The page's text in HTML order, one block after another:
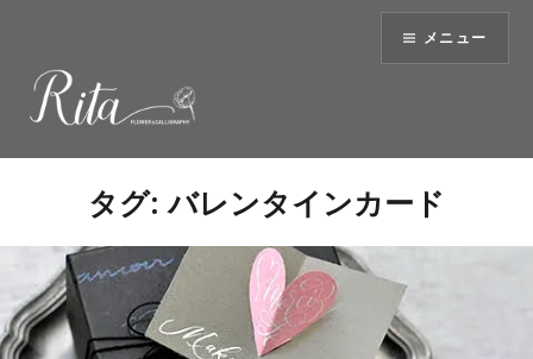
へ
ッ
メニュー
タグ:バレンタインカード